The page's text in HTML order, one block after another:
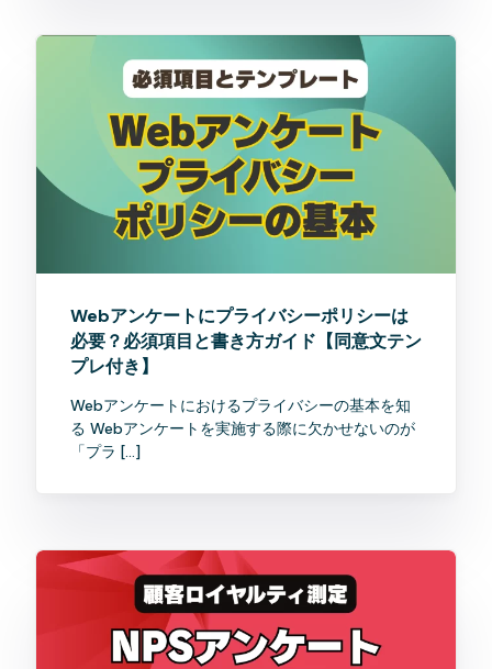
Webアンケートにプライバシーポリシーは
必要？必須項目と書き方ガイド【同意文テン
プレ付き】
Webアンケートにおけるプライバシーの基本を知
る Webアンケートを実施する際に欠かせないのが
「プラ […]